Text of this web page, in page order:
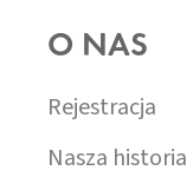
O NAS
Rejestracja
Nasza historia